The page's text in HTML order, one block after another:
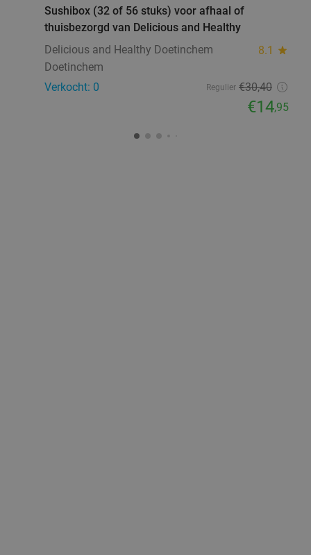
Sushibox (32 of 56 stuks) voor afhaal of
thuisbezorgd van Delicious and Healthy
Delicious and Healthy Doetinchem
8.1 star
Doetinchem
Verkocht: 0
Regulier €30,40
€14,95